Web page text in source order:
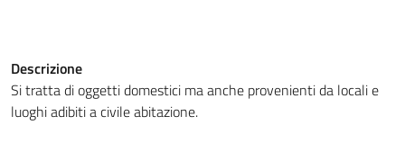
Descrizione
Si tratta di oggetti domestici ma anche provenienti da locali e
luoghi adibiti a civile abitazione.